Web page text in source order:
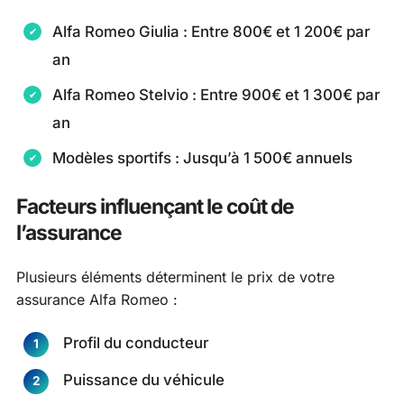
Alfa Romeo Giulia : Entre 800€ et 1 200€ par
an
Alfa Romeo Stelvio : Entre 900€ et 1 300€ par
an
Modèles sportifs : Jusqu’à 1 500€ annuels
Facteurs influençant le coût de
l’assurance
Plusieurs éléments déterminent le prix de votre
assurance Alfa Romeo :
Profil du conducteur
Puissance du véhicule